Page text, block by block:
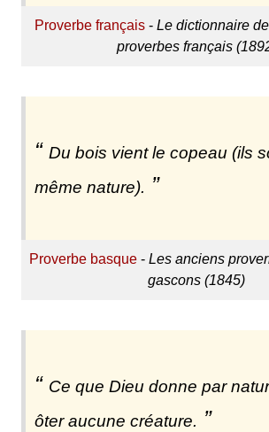
Proverbe français- Le dictionnaire
proverbes français
Du bois vient le copeau (ils
même nature).
Proverbe basque -Les anciens
gascons (1845)
Ce que Dieu donne par
ôter aucune créature.